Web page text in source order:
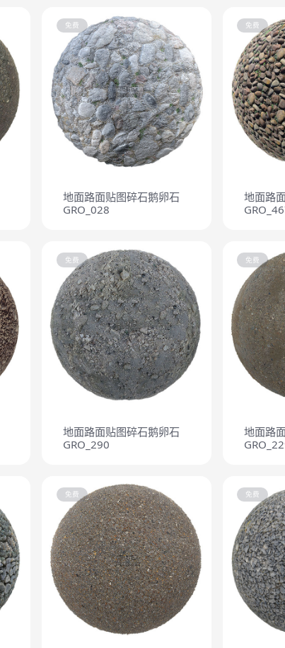
免费
地面路面贴图碎石鹅卵石
GRO_028
免费
地面路
免费
地面路面贴图碎石鹅卵石
GRO_290
免费
地面路
免费 免费